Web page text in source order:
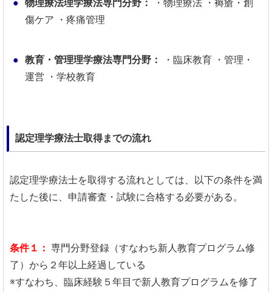
物理療法理学療法専門分野： ・物理療法 ・褥瘡・創
傷ケア ・疼痛管理
教育・管理理学療法専門分野： ・臨床教育 ・管理・
運営 ・学校教育
認定理学療法士取得までの流れ
認定理学療法士を取得する流れとしては、以下の条件を満
たした後に、申請審査・試験に合格する必要がある。
条件１： 専門分野登録（すなわち新人教育プログラム修
了）から２年以上経過している
※すなわち、臨床経験５年目で新人教育プログラムを修了